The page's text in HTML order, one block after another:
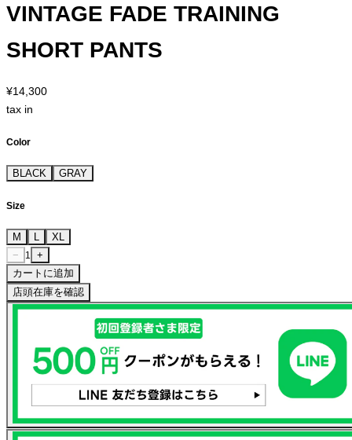
VINTAGE FADE TRAINING
SHORT PANTS
¥14,300
tax in
Color
BLACK GRAY
Size
M L
XL
−
1
+
カートに追加
店頭在庫を確認